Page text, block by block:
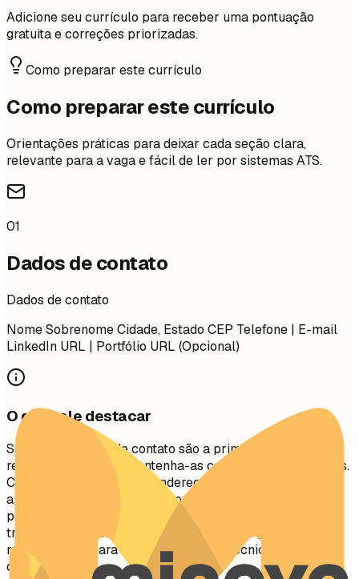
Adicione seu currículo para receber uma pontuação
gratuita e correções priorizadas.
Como preparar este currículo
Como preparar este currículo
Orientações práticas para deixar cada seção clara,
relevante para a vaga e fácil de ler por sistemas ATS.
01
Dados de contato
Dados de contato
Nome Sobrenome Cidade, Estado CEP Telefone | E-mail
LinkedIn URL | Portfólio URL (Opcional)
O que vale destacar
Suas informações de contato são a primeira seção que os
recrutadores veem. Mantenha-as concisas e profissionais.
Certifique-se de que seu endereço de e-mail seja
apropriado (ex:
nome.sobrenome@gmail.com
perfil do LinkedIn para uma visão abrangente de sua
trajetória profissional. Um portfólio ou site pessoal é
recomendado para funções criativas, técnicas ou de
design.